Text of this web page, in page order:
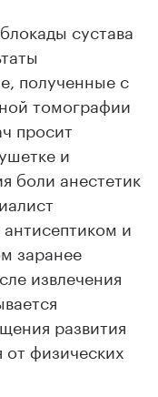
сустава
полученные с
томографии
просит
и
боли анестетик
и
заранее
извлечения
развития
от физических